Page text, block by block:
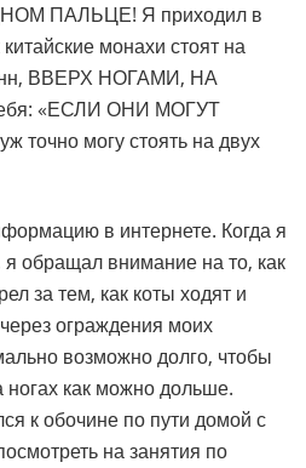
ПАЛЬЦЕ! Я приходил в
монахи стоят на
ВВЕРХ НОГАМИ, НА
«ЕСЛИ ОНИ МОГУТ
могу стоять на двух
в интернете. Когда я
обращал внимание на то, как
за тем, как коты ходят и
ограждения моих
возможно долго, чтобы
ногах как можно дольше.
к обочине по пути домой с
на занятия по